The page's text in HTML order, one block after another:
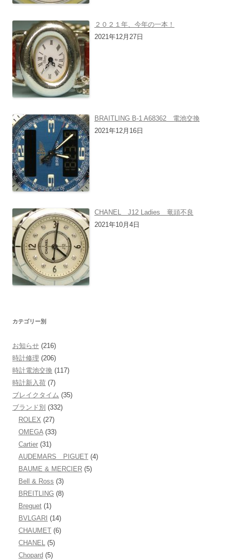
２０２１年、今年の一本！
2021年12月27日
BRAITLING B-1 A68362 電池交換
2021年12月16日
CHANEL J12 Ladies 竜頭不良
2021年10月4日
カテゴリー別
お知らせ (216)
時計修理 (206)
時計電池交換 (117)
時計新入荷 (7)
ブレイクタイム (35)
ブランド別 (332)
ROLEX (27)
OMEGA(33)
Cartier (31)
AUDEMARS PIGUET (4)
BAUME & MERCIER (5)
Bell & Ross (3)
BREITLING (8)
Breguet (1)
BVLGARI (14)
CHAUMET (6)
CHANEL (5)
Chopard (5)